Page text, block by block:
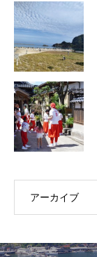
アーカイブ